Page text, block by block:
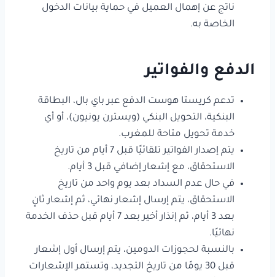
ناتج عن إهمال العميل في حماية بيانات الدخول
الخاصة به.
الدفع والفواتير
تدعم كريستا هوست الدفع عبر باي بال، البطاقة
البنكية، التحويل البنكي (ويسترن يونيون)، أو أي
خدمة تحويل متاحة للمغرب.
يتم إصدار الفواتير تلقائيًا قبل 7 أيام من تاريخ
الاستحقاق، مع إشعار إضافي قبل 3 أيام.
في حال عدم السداد بعد يوم واحد من تاريخ
الاستحقاق، يتم إرسال إشعار نهائي، ثم إشعار ثانٍ
بعد 3 أيام، ثم إنذار أخير بعد 7 أيام قبل حذف الخدمة
نهائيًا.
بالنسبة لحجوزات الدومين، يتم إرسال أول إشعار
قبل 30 يومًا من تاريخ التجديد، وتستمر الإشعارات